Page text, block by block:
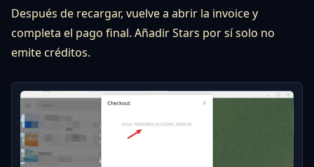
Después de recargar, vuelve a abrir la invoice y
completa el pago final. Añadir Stars por sí solo no
emite créditos.